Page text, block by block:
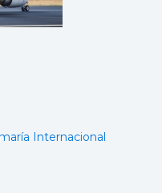
Internacional